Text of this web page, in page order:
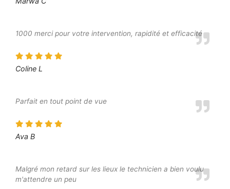
1000 merci pour votre intervention, rapidité et efficacité
Coline L
Parfait en tout point de vue
Ava B
Malgré mon retard sur les lieux le technicien a bien voulu
m'attendre un peu